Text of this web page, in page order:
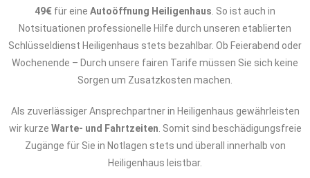
49€ für eine Autoöffnung Heiligenhaus . So ist auch in
Notsituationen professionelle Hilfe durch unseren etablierten
Schlüsseldienst Heiligenhaus stets bezahlbar. Ob Feierabend oder
Wochenende – Durch unsere fairen Tarife müssen Sie sich keine
Sorgen um Zusatzkosten machen.
Als zuverlässiger Ansprechpartner in Heiligenhaus gewährleisten
wir kurze Warte- und Fahrtzeiten . Somit sind beschädigungsfreie
Zugänge für Sie in Notlagen stets und überall innerhalb von
Heiligenhaus leistbar.